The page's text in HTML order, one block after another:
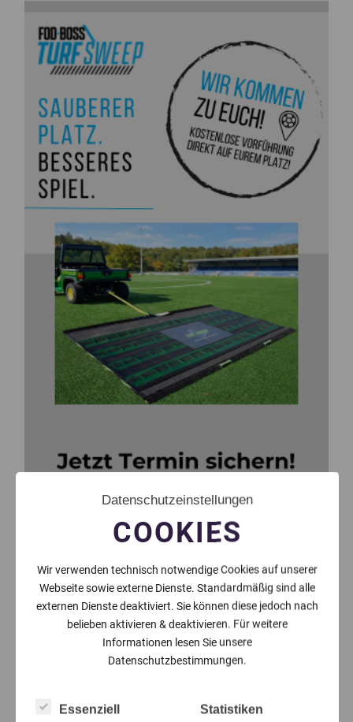
Datenschutzeinstellungen
COOKIES
Wir verwenden technisch notwendige Cookies auf unserer
Webseite sowie externe Dienste. Standardmäßig sind alle
externen Dienste deaktiviert. Sie können diese jedoch nach
belieben aktivieren & deaktivieren. Für weitere
Informationen lesen Sie unsere
Datenschutzbestimmungen.
Essenziell Statistiken